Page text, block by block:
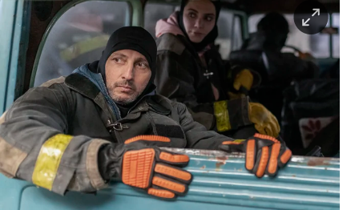
sport
berlin
nord
wahrheit
verlag
verlag